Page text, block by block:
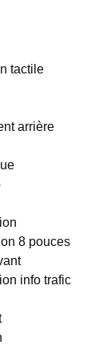
tactile
arrière
8 pouces
info trafic